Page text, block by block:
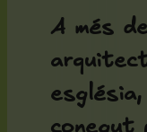
A més